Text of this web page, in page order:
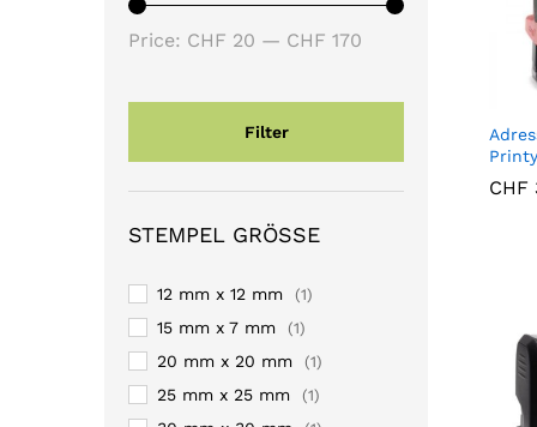
CHF
CHF
Filter
Price: CHF 20 — CHF 170
STEMPEL GRÖSSE
12 mm x 12 mm (1)
15 mm x 7 mm (1)
20 mm x 20 mm (1)
25 mm x 25 mm (1)